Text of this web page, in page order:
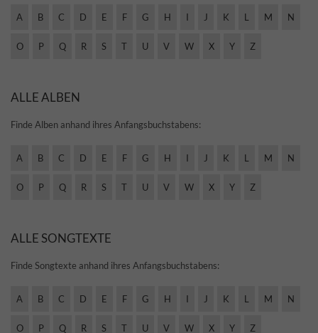
A B C D E F G H I J K L M N
O P Q R S T U V W X Y Z
ALLE ALBEN
Finde Alben anhand ihres Anfangsbuchstabens:
A B C D E F G H I J K L M N
O P Q R S T U V W X Y Z
ALLE SONGTEXTE
Finde Songtexte anhand ihres Anfangsbuchstabens:
A B C D E F G H I J K L M N
O P Q R S T U V W X Y Z